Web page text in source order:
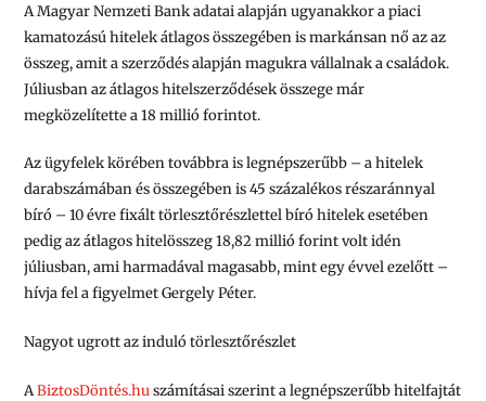
A Magyar Nemzeti Bank adatai alapján ugyanakkor a piaci
kamatozású hitelek átlagos összegében is markánsan nő az az
összeg, amit a szerződés alapján magukra vállalnak a családok.
Júliusban az átlagos hitelszerződések összege már
megközelítette a 18 millió forintot.
Az ügyfelek körében továbbra is legnépszerűbb – a hitelek
darabszámában és összegében is 45 százalékos részaránnyal
bíró – 10 évre fixált törlesztőrészlettel bíró hitelek esetében
pedig az átlagos hitelösszeg 18,82 millió forint volt idén
júliusban, ami harmadával magasabb, mint egy évvel ezelőtt –
hívja fel a figyelmet Gergely Péter.
Nagyot ugrott az induló törlesztőrészlet
ABiztosDöntés.huszámításai szerint a legnépszerűbb hitelfajtát